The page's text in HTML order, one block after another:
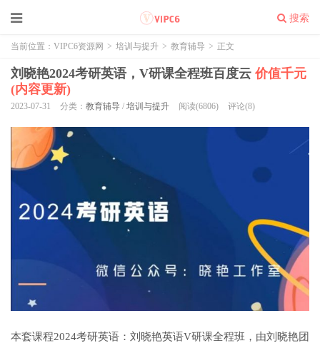
搜索
当前位置： VIPC6资源网 > 培训与提升 > 教育辅导 > 正文
刘晓艳2024考研英语，V研课全程班百度云 价值千元
(内容更新)
2023-07-31 分类： 教育辅导 / 培训与提升 阅读(6806) 评论(8)
本套课程2024考研英语：刘晓艳英语V研课全程班，由刘晓艳团